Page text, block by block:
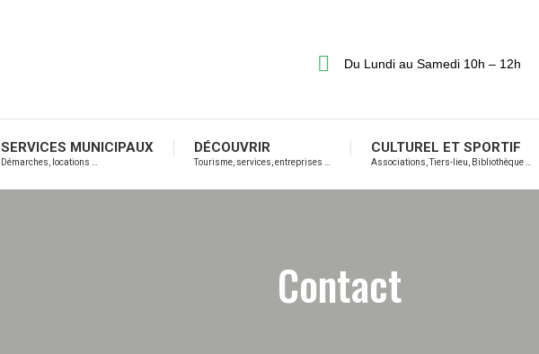
Du Lundi au Samedi 10h – 12h
SERVICES MUNICIPAUX
Démarches, locations …
DÉCOUVRIR
Tourisme, services, entreprises …
CULTUREL ET SPORTIF
Associations, Tiers-lieu, Bibliothèque …
Contact